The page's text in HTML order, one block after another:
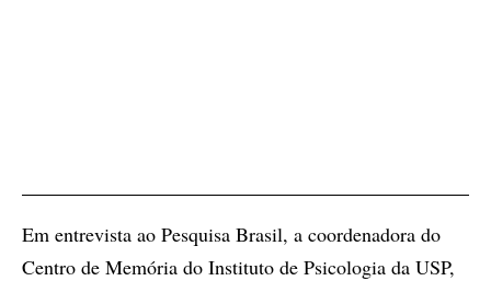
Em entrevista ao Pesquisa Brasil, a coordenadora do
Centro de Memória do Instituto de Psicologia da USP,